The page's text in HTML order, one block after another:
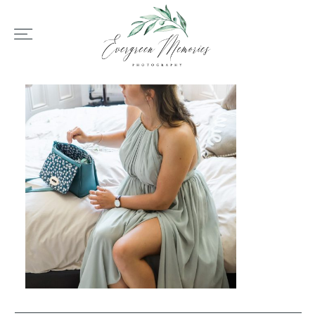
HOME
ÜBER UNS
HOCHZEIT
REPORTAGEN